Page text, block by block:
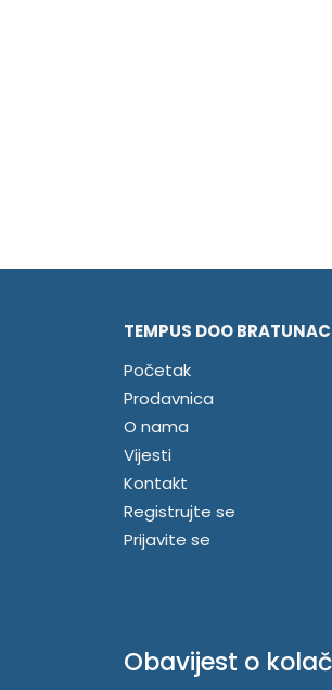
TEMPUS DOO BRATUNAC
Početak
Prodavnica
O nama
Vijesti
Kontakt
Registrujte se
Prijavite se
Obavijest o